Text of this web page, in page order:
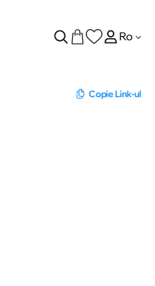
Ro
Copie Link-ul